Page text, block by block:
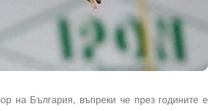
на България, въпреки че през годините е